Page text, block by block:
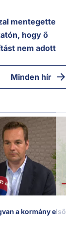
mentegette
hogy ő
nem adott
Minden hír
a kormány első